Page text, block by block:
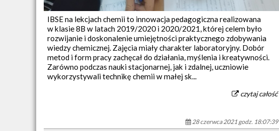
IBSE na lekcjach chemii to innowacja pedagogiczna realizowana
w klasie 8B w latach 2019/2020 i 2020/2021, której celem było
rozwijanie i doskonalenie umiejętności praktycznego zdobywania
wiedzy chemicznej. Zajęcia miały charakter laboratoryjny. Dobór
metod i form pracy zachęcał do działania, myślenia i kreatywności.
Zarówno podczas nauki stacjonarnej, jak i zdalnej, uczniowie
wykorzystywali technikę chemii w małej sk...
czytaj całość
28 czerwca 2021 godz. 18:07:39